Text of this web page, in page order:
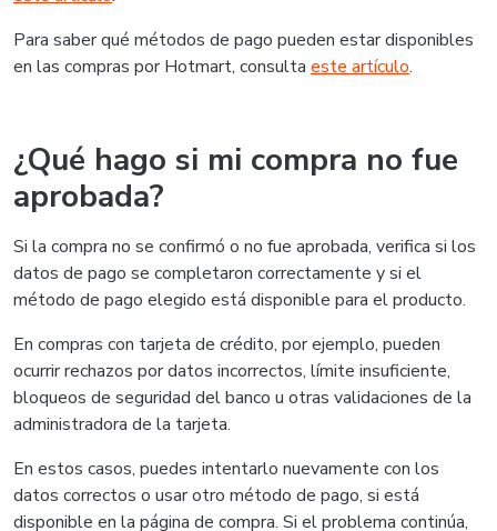
Para saber qué métodos de pago pueden estar disponibles
en las compras por Hotmart, consulta este artículo.
¿Qué hago si mi compra no fue
aprobada?
Si la compra no se confirmó o no fue aprobada, verifica si los
datos de pago se completaron correctamente y si el
método de pago elegido está disponible para el producto.
En compras con tarjeta de crédito, por ejemplo, pueden
ocurrir rechazos por datos incorrectos, límite insuficiente,
bloqueos de seguridad del banco u otras validaciones de la
administradora de la tarjeta.
En estos casos, puedes intentarlo nuevamente con los
datos correctos o usar otro método de pago, si está
disponible en la página de compra. Si el problema continúa,